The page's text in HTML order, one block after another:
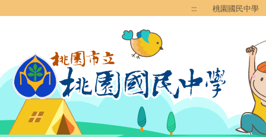
::: 桃園國民中學